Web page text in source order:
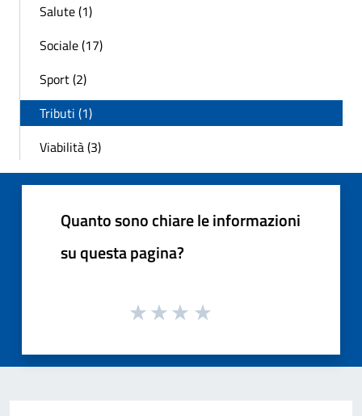
Salute (1)
Sociale (17)
Sport (2)
Tributi (1)
Viabilità (3)
Quanto sono chiare le informazioni
su questa pagina?